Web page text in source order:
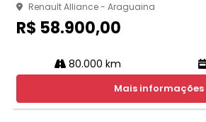
Renault Alliance - Araguaina
R$ 58.900,00
80.000 km
Mais informações